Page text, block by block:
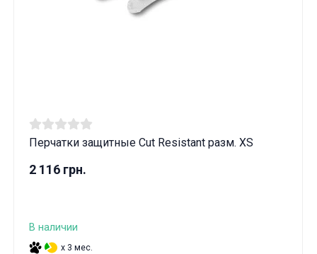
Перчатки защитные Cut Resistant разм. XS
2 116 грн.
В наличии
x 3 мес.